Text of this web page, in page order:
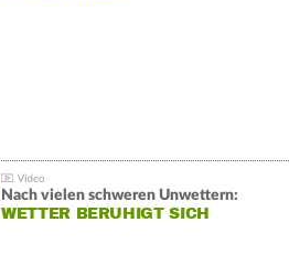
Nach vielen schweren Unwettern:
WETTER BERUHIGT SICH